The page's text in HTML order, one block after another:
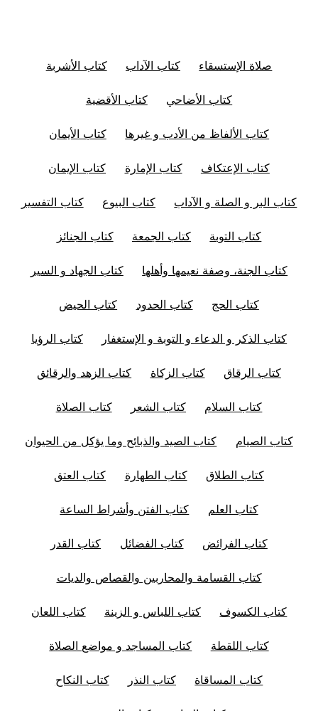
صلاة الإستسقاء كتاب الآداب كتاب الأشربة
كتاب الأضاحي كتاب الأقضية
كتاب الألفاظ من الأدب و غيرها كتاب الأيمان
كتاب الإعتكاف كتاب الإمارة كتاب الإيمان
كتاب البر و الصلة و الآداب كتاب البيوع كتاب التفسير
كتاب التوبة كتاب الجمعة كتاب الجنائز
كتاب الجنة، وصفة نعيمها وأهلها كتاب الجهاد و السير
كتاب الحج كتاب الحدود كتاب الحيض
كتاب الذكر و الدعاء و التوبة و الإستغفار كتاب الرؤيا
كتاب الرقاق كتاب الزكاة كتاب الزهد والرقائق
كتاب السلام كتاب الشعر كتاب الصلاة
كتاب الصيام كتاب الصيد والذبائح وما يؤكل من الحيوان
كتاب الطلاق كتاب الطهارة كتاب العتق
كتاب العلم كتاب الفتن وأشراط الساعة
كتاب الفرائض كتاب الفضائل كتاب القدر
كتاب القسامة والمحاربين والقصاص والديات
كتاب الكسوف كتاب اللباس و الزينة كتاب اللعان
كتاب اللقطة كتاب المساجد و مواضع الصلاة
كتاب المساقاة كتاب النذر كتاب النكاح